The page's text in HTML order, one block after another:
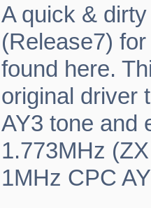
A quick &
(Release7)
found here.
original driver
AY3 tone and
1.773MHz
1MHz CPC